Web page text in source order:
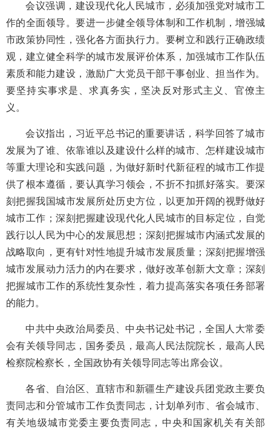
会议强调，建设现代化人民城市，必须加强党对城市工
作的全面领导。要进一步健全领导体制和工作机制，增强城
市政策协同性，强化各方面执行力。要树立和践行正确政绩
观，建立健全科学的城市发展评价体系，加强城市工作队伍
素质和能力建设，激励广大党员干部干事创业、担当作为。
要坚持实事求是、求真务实，坚决反对形式主义、官僚主
义。
会议指出，习近平总书记的重要讲话，科学回答了城市
发展为了谁、依靠谁以及建设什么样的城市、怎样建设城市
等重大理论和实践问题，为做好新时代新征程的城市工作提
供了根本遵循，要认真学习领会，不折不扣抓好落实。要深
刻把握我国城市发展所处历史方位，以更加开阔的视野做好
城市工作；深刻把握建设现代化人民城市的目标定位，自觉
践行以人民为中心的发展思想；深刻把握城市内涵式发展的
战略取向，更有针对性地提升城市发展质量；深刻把握增强
城市发展动力活力的内在要求，做好改革创新大文章；深刻
把握城市工作的系统性复杂性，着力提高落实各项任务部署
的能力。
中共中央政治局委员、中央书记处书记，全国人大常委
会有关领导同志，国务委员，最高人民法院院长，最高人民
检察院检察长，全国政协有关领导同志等出席会议。
各省、自治区、直辖市和新疆生产建设兵团党政主要负
责同志和分管城市工作负责同志，计划单列市、省会城市、
有关地级城市党委主要负责同志，中央和国家机关有关部